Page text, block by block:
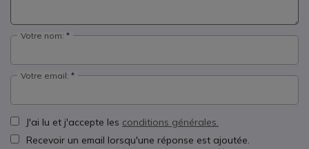
Votre nom:
Votre email:
J'ai lu et j'accepte les conditions générales.
Recevoir un email lorsqu'une réponse est ajoutée.